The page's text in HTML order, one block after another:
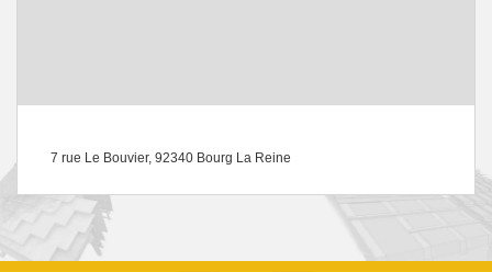
7 rue Le Bouvier, 92340 Bourg La Reine